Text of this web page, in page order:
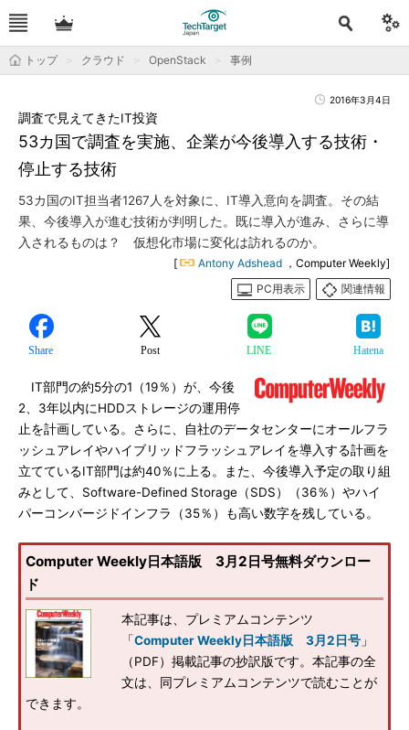
トップ クラウド OpenStack 事例
2016年3月4日
53カ国で調査を実施、企業が今後導入する技術・
停止する技術
調査で見えてきたIT投資
53カ国のIT担当者1267人を対象に、IT導入意向を調査。その結
果、今後導入が進む技術が判明した。既に導入が進み、さらに導
入されるものは？ 仮想化市場に変化は訪れるのか。
[ Antony Adshead ，Computer Weekly]
PC用表示
関連情報
Share Post LINE Hatena
IT部門の約5分の1（19％）が、今後
2、3年以内にHDDストレージの運用停
止を計画している。さらに、自社のデータセンターにオールフラ
ッシュアレイやハイブリッドフラッシュアレイを導入する計画を
立てているIT部門は約40％に上る。また、今後導入予定の取り組
みとして、Software-Defined Storage（SDS）（36％）やハイ
パーコンバージドインフラ（35％）も高い数字を残している。
Computer Weekly日本語版 3月2日号無料ダウンロー
ド
本記事は、プレミアムコンテンツ
「Computer Weekly日本語版 3月2日号 」
（PDF）掲載記事の抄訳版です。本記事の全
文は、同プレミアムコンテンツで読むことが
できます。